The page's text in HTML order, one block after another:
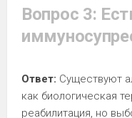
Вопрос 3:
Ответ: Существуют
как биологическая
реабилитация, но